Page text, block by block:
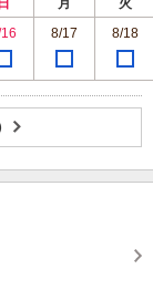
日 月
火
8/17 8/18